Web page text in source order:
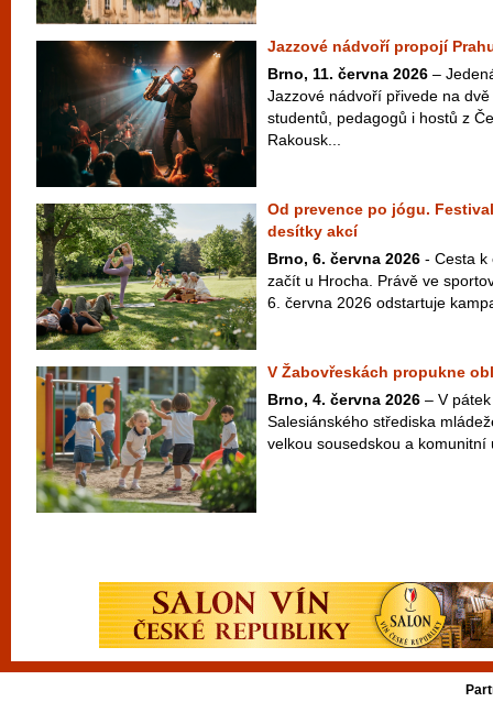
Jazzové nádvoří propojí
Brno, 11. června 2026 –
Jazzové nádvoří přivede na
studentů, pedagogů i hostů z
Rakousk...
Od prevence po jógu.
desítky akcí
Brno, 6. června 2026 - Cesta k
začít u Hrocha. Právě ve
6. června 2026 odstartuje
V Žabovřeskách propukne
Brno, 4. června 2026 – V
Salesiánského střediska
velkou sousedskou a